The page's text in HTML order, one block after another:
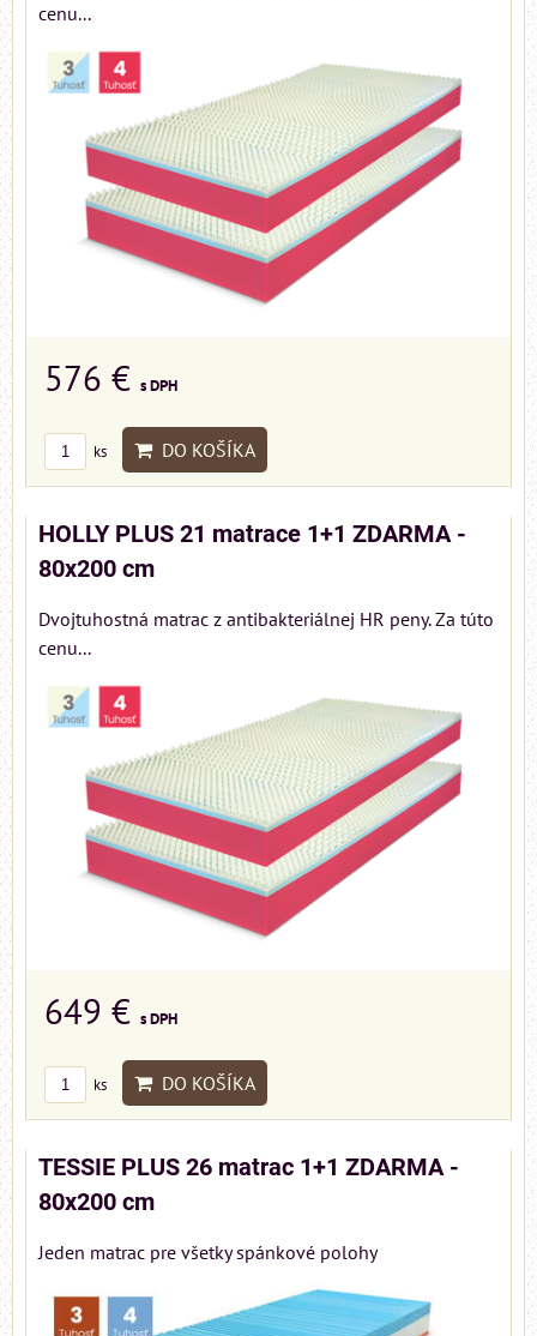
cenu...
576 € s DPH
ks DO KOŠÍKA
HOLLY PLUS 21 matrace 1+1 ZDARMA -
80x200 cm
Dvojtuhostná matrac z antibakteriálnej HR peny. Za túto
cenu...
649 € s DPH
ks DO KOŠÍKA
TESSIE PLUS 26 matrac 1+1 ZDARMA -
80x200 cm
Jeden matrac pre všetky spánkové polohy